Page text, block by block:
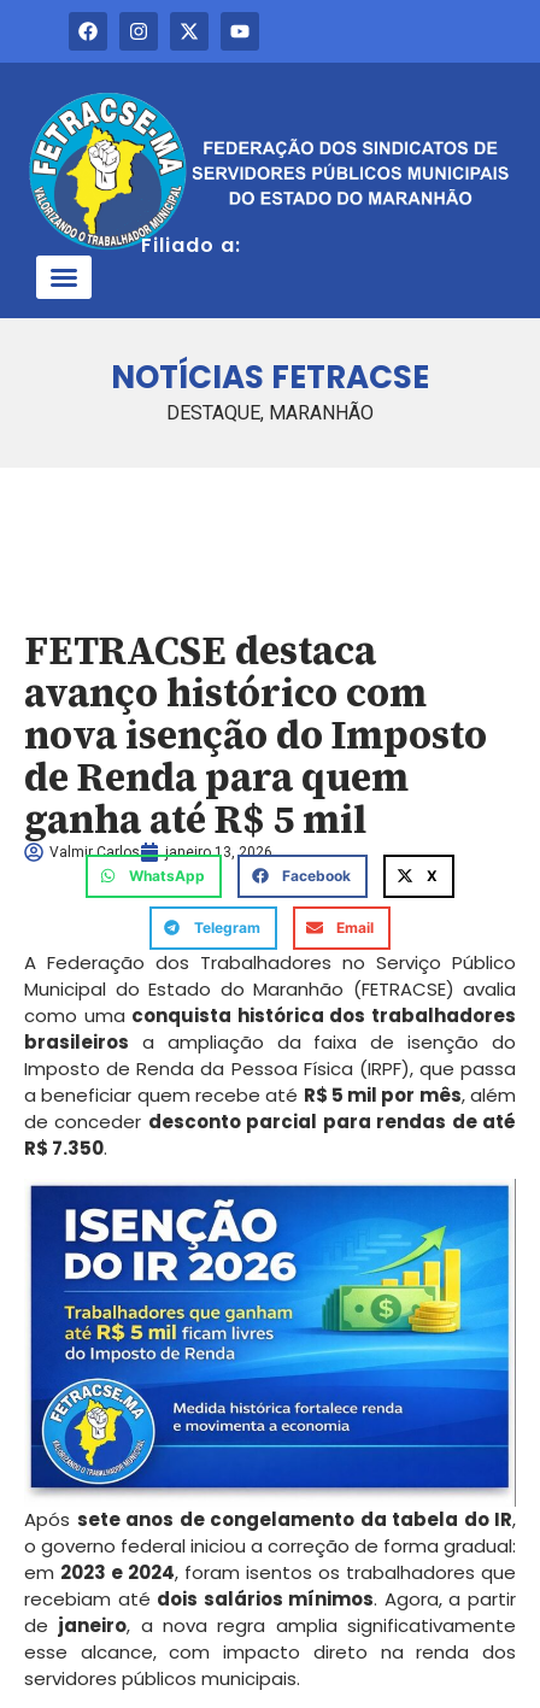
Filiado a:
NOTÍCIAS FETRACSE
DESTAQUE, MARANHÃO
FETRACSE destaca
avanço histórico com
nova isenção do Imposto
de Renda para quem
ganha até R$ 5 mil
Valmir Carlos janeiro 13, 2026
WhatsApp Facebook X
Telegram Email
A Federação dos Trabalhadores no Serviço Público
Municipal do Estado do Maranhão (FETRACSE) avalia
como uma conquista histórica dos trabalhadores
brasileiros a ampliação da faixa de isenção do
Imposto de Renda da Pessoa Física (IRPF), que passa
a beneficiar quem recebe até R$ 5 mil por mês, além
de conceder desconto parcial para rendas de até
R$ 7.350.
Após sete anos de congelamento da tabela do IR,
o governo federal iniciou a correção de forma gradual:
em 2023 e 2024, foram isentos os trabalhadores que
recebiam até dois salários mínimos. Agora, a partir
de janeiro, a nova regra amplia significativamente
esse alcance, com impacto direto na renda dos
servidores públicos municipais.